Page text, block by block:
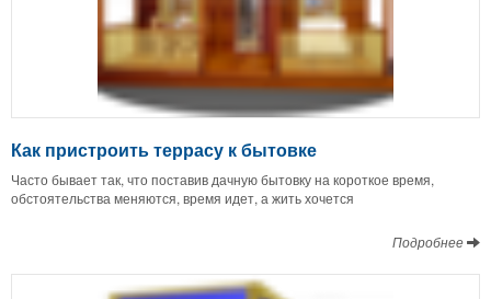
Как пристроить террасу к бытовке
Часто бывает так, что поставив дачную бытовку на короткое время,
обстоятельства меняются, время идет, а жить хочется
Подробнее